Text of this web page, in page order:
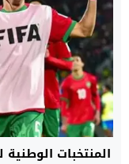
المنتخبات